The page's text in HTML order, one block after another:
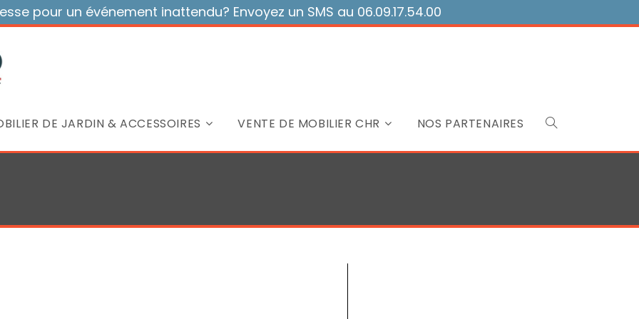
pour un événement inattendu? Envoyez un SMS au 06.09.17.54.00
DE JARDIN & ACCESSOIRES VENTE DE MOBILIER CHR NOS PARTENAIRES Toggle
search